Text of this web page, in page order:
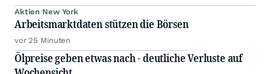
Aktien New York
Arbeitsmarktdaten stützen die Börsen
vor 25 Minuten
Ölpreise geben etwas nach - deutliche Verluste auf